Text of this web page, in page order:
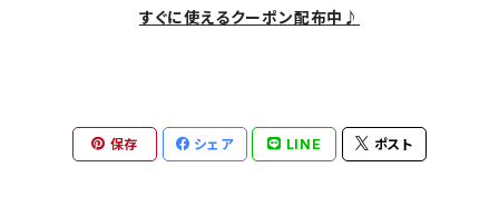
すぐに使えるクーポン配布中♪
保存 シェア LINE ポスト